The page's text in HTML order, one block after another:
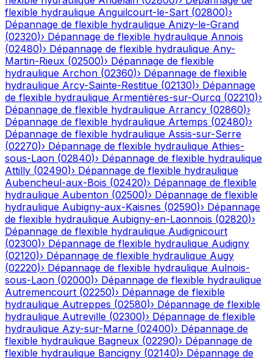
flexible hydraulique Anguilcourt-le-Sart (02800)›
Dépannage de flexible hydraulique Anizy-le-Grand
(02320)› Dépannage de flexible hydraulique Annois
(02480)› Dépannage de flexible hydraulique Any-
Martin-Rieux (02500)› Dépannage de flexible
hydraulique Archon (02360)› Dépannage de flexible
hydraulique Arcy-Sainte-Restitue (02130)› Dépannage
de flexible hydraulique Armentières-sur-Ourcq (02210)›
Dépannage de flexible hydraulique Arrancy (02860)›
Dépannage de flexible hydraulique Artemps (02480)›
Dépannage de flexible hydraulique Assis-sur-Serre
(02270)› Dépannage de flexible hydraulique Athies-
sous-Laon (02840)› Dépannage de flexible hydraulique
Attilly (02490)› Dépannage de flexible hydraulique
Aubencheul-aux-Bois (02420)› Dépannage de flexible
hydraulique Aubenton (02500)› Dépannage de flexible
hydraulique Aubigny-aux-Kaisnes (02590)› Dépannage
de flexible hydraulique Aubigny-en-Laonnois (02820)›
Dépannage de flexible hydraulique Audignicourt
(02300)› Dépannage de flexible hydraulique Audigny
(02120)› Dépannage de flexible hydraulique Augy
(02220)› Dépannage de flexible hydraulique Aulnois-
sous-Laon (02000)› Dépannage de flexible hydraulique
Autremencourt (02250)› Dépannage de flexible
hydraulique Autreppes (02580)› Dépannage de flexible
hydraulique Autreville (02300)› Dépannage de flexible
hydraulique Azy-sur-Marne (02400)› Dépannage de
flexible hydraulique Bagneux (02290)› Dépannage de
flexible hydraulique Bancigny (02140)› Dépannage de